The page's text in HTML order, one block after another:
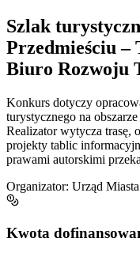
Szlak
Przedmieściu –
Biuro Rozwoju
Konkurs dotyczy
turystycznego na
Realizator wytycza trasę,
projekty tablic
prawami autorskimi
Organizator: Urząd
Kwota